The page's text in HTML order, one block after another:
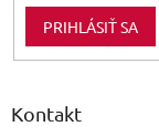
PRIHLÁSIŤ SA
Kontakt